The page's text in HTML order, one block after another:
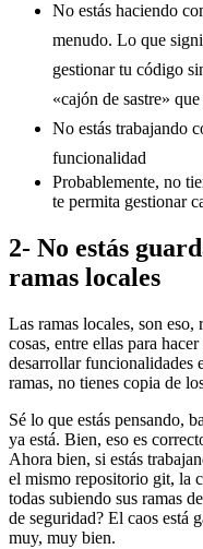
No estás haciendo
menudo. Lo que
gestionar tu código
«cajón de sastre»
No estás trabajando
funcionalidad
Probablemente, no
te permita gestionar
2- No estás
ramas locales
Las ramas locales, son eso,
cosas, entre ellas para
desarrollar funcionalidades
ramas, no tienes copia de
Sé lo que estás pensando,
ya está. Bien, eso es
Ahora bien, si estás
el mismo repositorio git, la
todas subiendo sus ramas
de seguridad? El caos está
muy, muy bien.